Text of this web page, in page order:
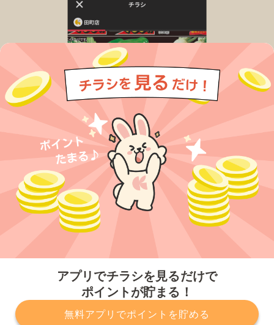
アプリでチラシを見るだけで
ポイントが貯まる！
無料アプリでポイントを貯める